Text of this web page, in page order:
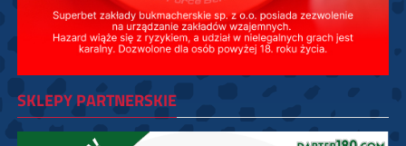
SKLEPY PARTNERSKIE